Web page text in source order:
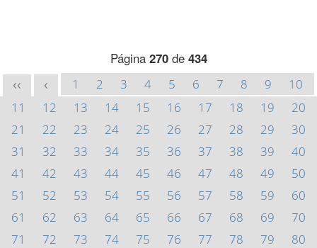
Página 270de 434
<< < 1 2 3 4 5 6 7 8 9
10
11
12 13 14 15 16 17 18 19
20
21
22 23 24 25 26 27 28 29
30
31
32 33 34 35 36 37 38 39
40
41
42 43 44 45 46 47 48 49
50
51
52 53 54 55 56 57 58 59
60
61
62 63 64 65 66 67 68 69
70
71
72 73 74 75 76 77 78 79
80